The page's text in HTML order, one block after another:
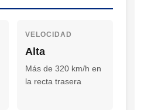
VELOCIDAD
Alta
Más de 320 km/h en
la recta trasera